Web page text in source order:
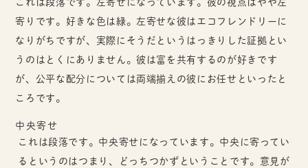
寄りです。好きな色は緑。左寄せな彼はエコフレンドリーに
なりがちですが、実際にそうだというはっきりした証拠とい
うのはとくにありません。彼は富を共有するのが好きです
が、公平な配分については両端揃えの彼にお任せといったと
ころです。
中央寄せ
これは段落です。中央寄せになっています。中央に寄ってい
るというのはつまり、どっちつかずということです。意見が